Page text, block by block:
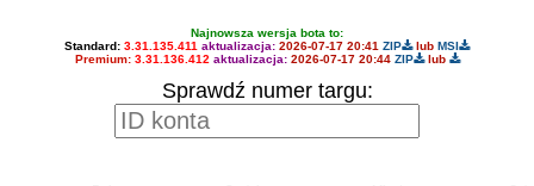
Najnowsza wersja bota to:
Standard: 3.31.135.411 aktualizacja: 2026-07-17 20:41 ZIP lub MSI
Premium: 3.31.136.412 aktualizacja: 2026-07-17 20:44 ZIP lub
Sprawdź numer targu: